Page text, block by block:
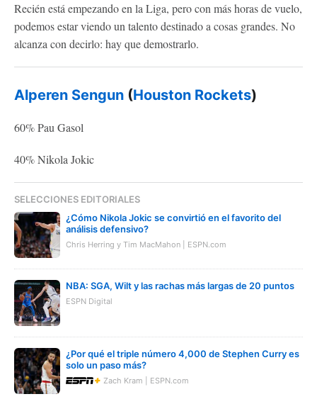
Recién está empezando en la Liga, pero con más horas de vuelo,
podemos estar viendo un talento destinado a cosas grandes. No
alcanza con decirlo: hay que demostrarlo.
Alperen Sengun (Houston Rockets)
60% Pau Gasol
40% Nikola Jokic
SELECCIONES EDITORIALES
¿Cómo Nikola Jokic se convirtió en el favorito del
análisis defensivo?
Chris Herring y Tim MacMahon | ESPN.com
NBA: SGA, Wilt y las rachas más largas de 20 puntos
ESPN Digital
¿Por qué el triple número 4,000 de Stephen Curry es
solo un paso más?
Zach Kram | ESPN.com